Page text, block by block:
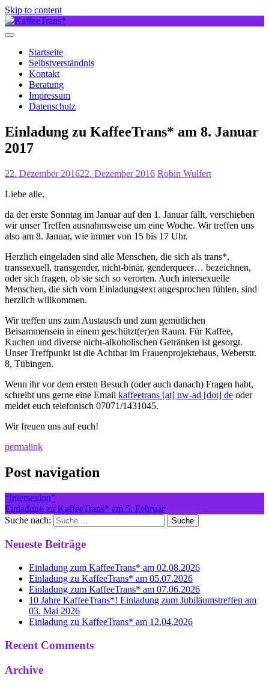
Skip to content
Startseite
Selbstverständnis
Kontakt
Beratung
Impressum
Datenschutz
Einladung zu KaffeeTrans* am 8. Januar
2017
22. Dezember 201622. Dezember 2016 Robin Wulfert
Liebe alle,
da der erste Sonntag im Januar auf den 1. Januar fällt, verschieben
wir unser Treffen ausnahmsweise um eine Woche. Wir treffen uns
also am 8. Januar, wie immer von 15 bis 17 Uhr.
Herzlich eingeladen sind alle Menschen, die sich als trans*,
transsexuell, transgender, nicht-binär, genderqueer… bezeichnen,
oder sich fragen, ob sie sich so verorten. Auch intersexuelle
Menschen, die sich vom Einladungstext angesprochen fühlen, sind
herzlich willkommen.
Wir treffen uns zum Austausch und zum gemütlichen
Beisammensein in einem geschützt(er)en Raum. Für Kaffee,
Kuchen und diverse nicht-alkoholischen Getränken ist gesorgt.
Unser Treffpunkt ist die Achtbar im Frauenprojektehaus, Weberstr.
8, Tübingen.
Wenn ihr vor dem ersten Besuch (oder auch danach) Fragen habt,
schreibt uns gerne eine Email kaffeetrans [at] nw-ad [dot] de oder
meldet euch telefonisch 07071/1431045.
Wir freuen uns auf euch!
permalink
Post navigation
“Intersexion”
Einladung zu KaffeeTrans* am 5. Februar
Suche nach:
Neueste Beiträge
Einladung zum KaffeeTrans* am 02.08.2026
Einladung zu KaffeeTrans* am 05.07.2026
Einladung zum KaffeeTrans* am 07.06.2026
10 Jahre KaffeeTrans*! Einladung zum Jubiläumstreffen am
03. Mai 2026
Einladung zu KaffeeTrans* am 12.04.2026
Recent Comments
Archive